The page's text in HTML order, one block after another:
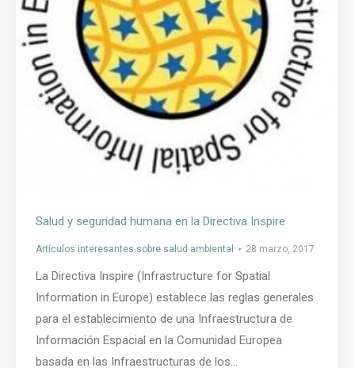
Salud y seguridad humana en la Directiva Inspire
Artículos interesantes sobre salud ambiental 28 marzo, 2017
La Directiva Inspire (Infrastructure for Spatial
Information in Europe) establece las reglas generales
para el establecimiento de una Infraestructura de
Información Espacial en la Comunidad Europea
basada en las Infraestructuras de los…